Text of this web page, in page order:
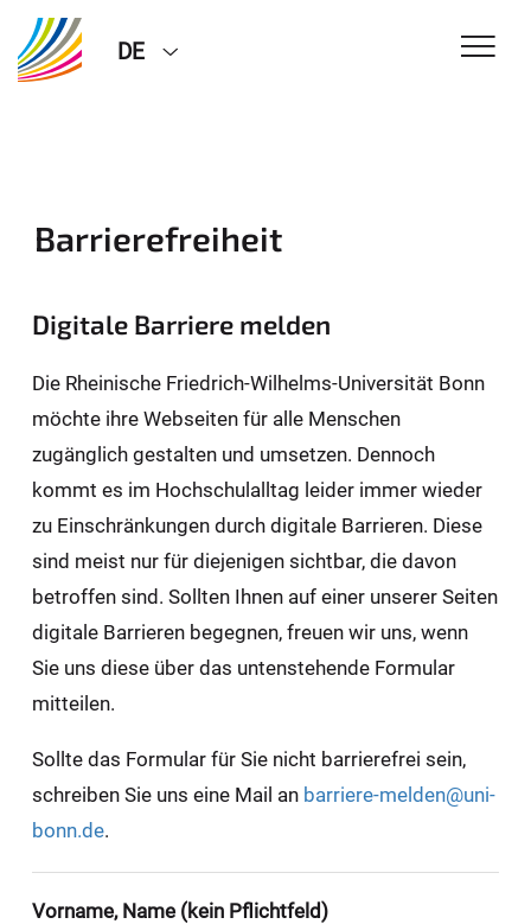
DE
Barrierefreiheit
Digitale Barriere melden
Die Rheinische Friedrich-Wilhelms-Universität Bonn
möchte ihre Webseiten für alle Menschen
zugänglich gestalten und umsetzen. Dennoch
kommt es im Hochschulalltag leider immer wieder
zu Einschränkungen durch digitale Barrieren. Diese
sind meist nur für diejenigen sichtbar, die davon
betroffen sind. Sollten Ihnen auf einer unserer Seiten
digitale Barrieren begegnen, freuen wir uns, wenn
Sie uns diese über das untenstehende Formular
mitteilen.
Sollte das Formular für Sie nicht barrierefrei sein,
schreiben Sie uns eine Mail an barriere-melden@uni-
bonn.de.
Vorname, Name (kein Pflichtfeld)